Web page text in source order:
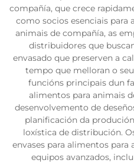
compañía, que crece
como socios esenciais para
animais de compañía, as
distribuidores que
envasado que preserven a
tempo que melloran o
funcións principais dun
alimentos para animais
desenvolvemento de
planificación da
loxística de distribución.
envases para alimentos
equipos avanzados,